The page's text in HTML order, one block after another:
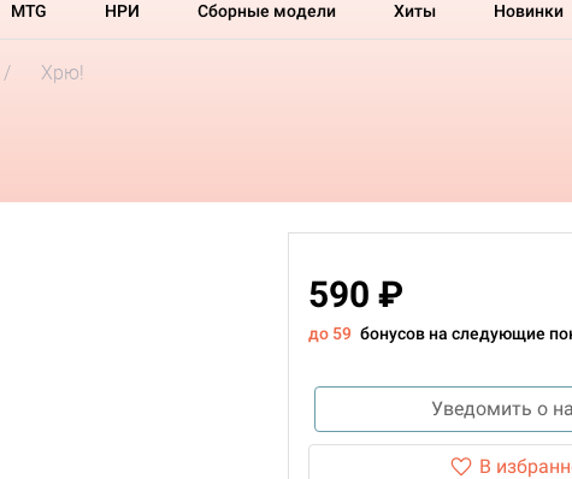
MTG НРИ Сборные модели Хиты Новинки
Хрю!
590 ₽
до 59 бонусов на следующие
Уведомить о
В